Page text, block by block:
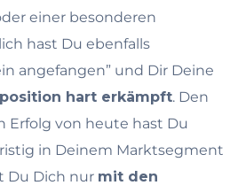
einer besonderen
hast Du ebenfalls
angefangen” und Dir Deine
hart erkämpft. Den
Erfolg von heute hast Du
in Deinem Marktsegment
Du Dich nur mit den